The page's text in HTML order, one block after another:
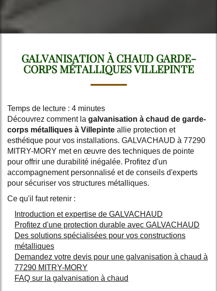
GALVANISATION À CHAUD GARDE-
CORPS MÉTALLIQUES VILLEPINTE
Temps de lecture : 4 minutes
Découvrez comment la galvanisation à chaud de garde-
corps métalliques à Villepinte allie protection et
esthétique pour vos installations. GALVACHAUD à 77290
MITRY-MORY met en œuvre des techniques de pointe
pour offrir une durabilité inégalée. Profitez d'un
accompagnement personnalisé et de conseils d'experts
pour sécuriser vos structures métalliques.
Ce qu'il faut retenir :
Introduction et expertise de GALVACHAUD
Profitez d'une protection durable avec GALVACHAUD
Des solutions spécialisées pour vos constructions
métalliques
Demandez votre devis pour une galvanisation à chaud à
77290 MITRY-MORY
FAQ sur la galvanisation à chaud